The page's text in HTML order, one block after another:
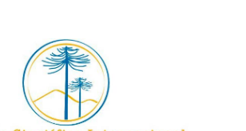
las condiciones laborales del